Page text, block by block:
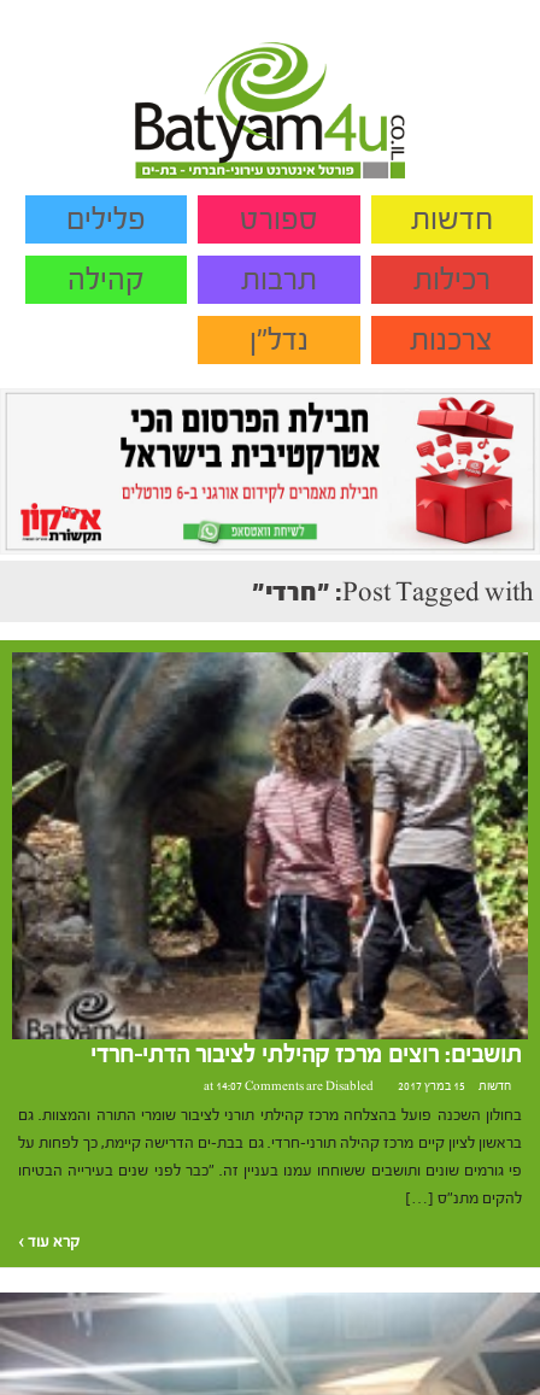
חדשות ספורט
פלילים
רכילות
תרבות
קהילה
צרכנות
נדל"ן
Post Tagged with: "חרדי"
תושבים: רוצים מרכז קהילתי לציבור הדתי-חרדי
חדשות 15 במרץ 2017 at 14:07 Comments are Disabled
בחולון השכנה פועל בהצלחה מרכז קהילתי תורני לציבור שומרי התורה והמצוות. גם
בראשון לציון קיים מרכז קהילה תורני-חרדי. גם בבת-ים הדרישה קיימת, כך לפחות על
פי גורמים שונים ותושבים ששוחחו עמנו בעניין זה. "כבר לפני שנים בעירייה הבטיחו
להקים מתנ"ס […]
קרא עוד ›